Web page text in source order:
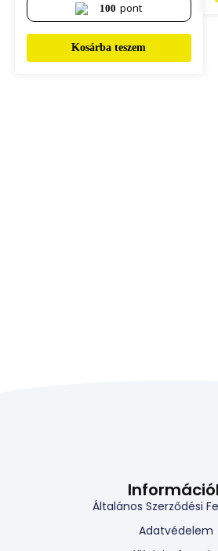
100 pont
Kosárba teszem
Általános Szerződési
Adatvédelem